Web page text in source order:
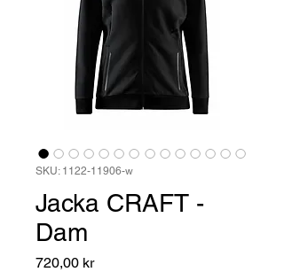
SKU: 1122-11906-w
Jacka CRAFT -
Dam
720,00 krPris